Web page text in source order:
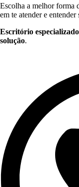
Escolha a melhor forma
em te atender e entender
Escritório
solução.